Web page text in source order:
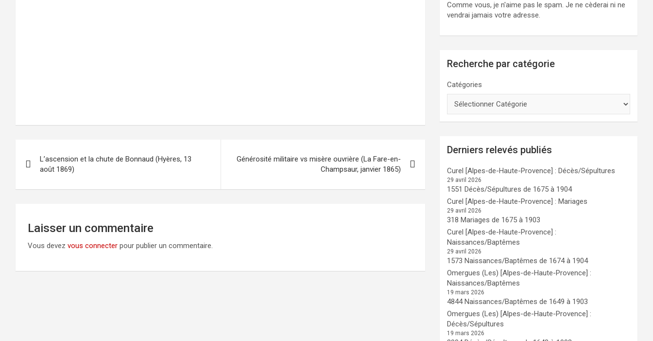
Navigation
de
L’ascension et la chute de Bonnaud (Hyères, 13
août 1869)
Générosité militaire vs misère ouvrière (La Fare-en-
Champsaur, janvier 1865)
Laisser un commentaire
Vous devez vous connecter pour publier un commentaire.
Comme vous, je n'aime pas le spam. Je ne cèderai ni ne
vendrai jamais votre adresse.
Recherche par catégorie
Catégories
Derniers relevés publiés
Curel [Alpes-de-Haute-Provence] : Décès/Sépultures
29 avril 2026
1551 Décès/Sépultures de 1675 à 1904
Curel [Alpes-de-Haute-Provence] : Mariages
29 avril 2026
318 Mariages de 1675 à 1903
Curel [Alpes-de-Haute-Provence] :
Naissances/Baptêmes
29 avril 2026
1573 Naissances/Baptêmes de 1674 à 1904
Omergues (Les) [Alpes-de-Haute-Provence] :
Naissances/Baptêmes
19 mars 2026
4844 Naissances/Baptêmes de 1649 à 1903
Omergues (Les) [Alpes-de-Haute-Provence] :
Décès/Sépultures
19 mars 2026